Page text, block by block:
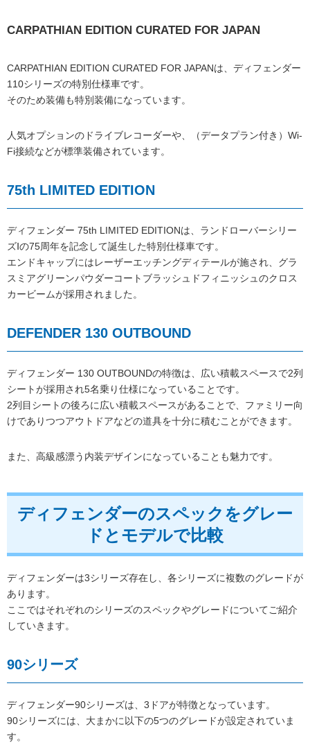
CARPATHIAN EDITION CURATED FOR JAPAN
CARPATHIAN EDITION CURATED FOR JAPANは、ディフェンダー
110シリーズの特別仕様車です。
そのため装備も特別装備になっています。
人気オプションのドライブレコーダーや、（データプラン付き）Wi-
Fi接続などが標準装備されています。
75th LIMITED EDITION
ディフェンダー 75th LIMITED EDITIONは、ランドローバーシリー
ズⅠの75周年を記念して誕生した特別仕様車です。
エンドキャップにはレーザーエッチングディテールが施され、グラ
スミアグリーンパウダーコートブラッシュドフィニッシュのクロス
カービームが採用されました。
DEFENDER 130 OUTBOUND
ディフェンダー 130 OUTBOUNDの特徴は、広い積載スペースで2列
シートが採用され5名乗り仕様になっていることです。
2列目シートの後ろに広い積載スペースがあることで、ファミリー向
けでありつつアウトドアなどの道具を十分に積むことができます。
また、高級感漂う内装デザインになっていることも魅力です。
ディフェンダーのスペックをグレー
ドとモデルで比較
ディフェンダーは3シリーズ存在し、各シリーズに複数のグレードが
あります。
ここではそれぞれのシリーズのスペックやグレードについてご紹介
していきます。
90シリーズ
ディフェンダー90シリーズは、3ドアが特徴となっています。
90シリーズには、大まかに以下の5つのグレードが設定されていま
す。